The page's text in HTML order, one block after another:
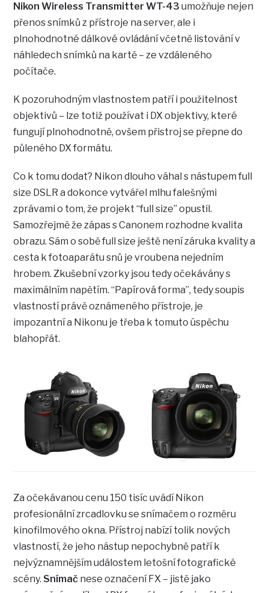
Nikon Wireless Transmitter WT-43 umožňuje nejen
přenos snímků z přístroje na server, ale i
plnohodnotné dálkové ovládání včetně listování v
náhledech snímků na kartě – ze vzdáleného
počítače.
K pozoruhodným vlastnostem patří i použitelnost
objektivů – lze totiž používat i DX objektivy, které
fungují plnohodnotně, ovšem přistroj se přepne do
půleného DX formátu.
Co k tomu dodat? Nikon dlouho váhal s nástupem full
size DSLR a dokonce vytvářel mlhu falešnými
zprávami o tom, že projekt “full size” opustil.
Samozřejmě že zápas s Canonem rozhodne kvalita
obrazu. Sám o sobě full size ještě není záruka kvality a
cesta k fotoaparátu snů je vroubena nejedním
hrobem. Zkušební vzorky jsou tedy očekávány s
maximálním napětím. “Papírová forma”, tedy soupis
vlastností právě oznámeného přístroje, je
impozantní a Nikonu je třeba k tomuto úspěchu
blahopřát.
Za očekávanou cenu 150 tisíc uvádí Nikon
profesionální zrcadlovku se snímačem o rozměru
kinofilmového okna. Přístroj nabízí tolik nových
vlastností, že jeho nástup nepochybně patří k
nejvýznamnějším událostem letošní fotografické
scény. Snímač nese označení FX – jistě jako